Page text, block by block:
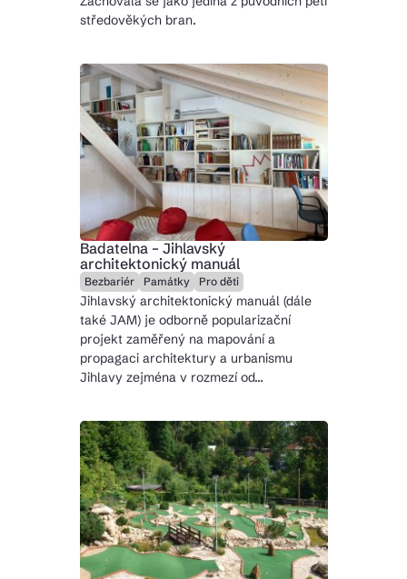
středověkých bran.
Badatelna – Jihlavský
architektonický manuál
Bezbariér Památky Pro děti
Jihlavský architektonický manuál (dále
také JAM) je odborně popularizační
projekt zaměřený na mapování a
propagaci architektury a urbanismu
Jihlavy zejména v rozmezí od…